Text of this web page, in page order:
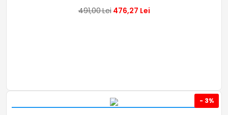
491,00Lei 476,27 Lei
- 3%